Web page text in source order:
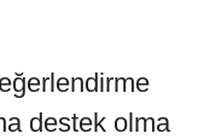
destek olma